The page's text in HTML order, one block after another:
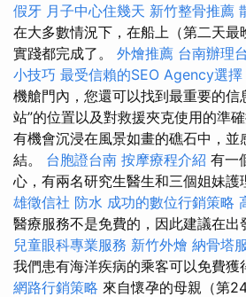
假牙 月子中心住幾天 新竹整骨推薦
在大多數情況下，在船上（第二天最
實踐都完成了。 外燴推薦 台南辦理
小技巧 最受信賴的SEO Agency選擇
機艙門內，您還可以找到最重要的信
站”的位置以及對救援夾克使用的準
有機會沉浸在風景如畫的礁石中，並
結。 台胞證台南 按摩療程介紹 有一
心，有兩名研究生醫生和三個姐妹護
雄徵信社 防水 成功的數位行銷策略
醫療服務不是免費的，因此建議在出
兒童眼科專業服務 新竹外燴 納骨塔
我們患有海洋疾病的乘客可以免費獲
網路行銷策略 來自懷孕的母親（第